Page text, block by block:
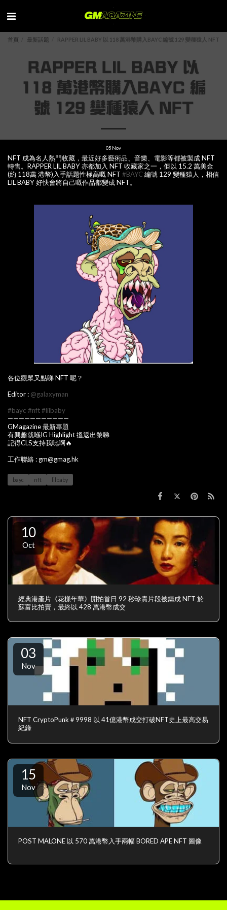
首頁 最新話題 RAPPER LIL BABY 以 118 萬港幣購入BAYC 編號 129 變種猿人 NFT
RAPPER LIL BABY 以
118 萬港幣購入BAYC 編
號 129 變種猿人 NFT
05 Nov
NFT 成為名人熱門收藏，最近好多藝術品、音樂、電影等都被製成 NFT
轉售。RAPPER LIL BABY 亦都加入 NFT 收藏家之一，佢以 15.2 萬美金
(約 118萬 港幣)入手話題性極高嘅 NFT #BAYC編號 129 變種猿人，相信
LIL BABY 好快會將自己嘅作品都變成 NFT。
各位觀眾又點睇 NFT 呢？
Editor : @galaxyman
#bayc #nft#lilbaby
———————————
GMagazine 最新專題
有興趣就喺IG Highlight 搵返出黎睇
記得CLS支持我哋啊🔥
工作聯絡 : gm@gmag.hk
bayc nft lilbaby
10
Oct
經典港產片《花樣年華》開拍首日 92 秒珍貴片段被鑄成 NFT 於
蘇富比拍賣，最終以 428 萬港幣成交
03
Nov
NFT CryptoPunk＃9998 以 41億港幣成交打破NFT史上最高交易
紀錄
15
Nov
POST MALONE 以 570 萬港幣入手兩幅 BORED APE NFT 圖像